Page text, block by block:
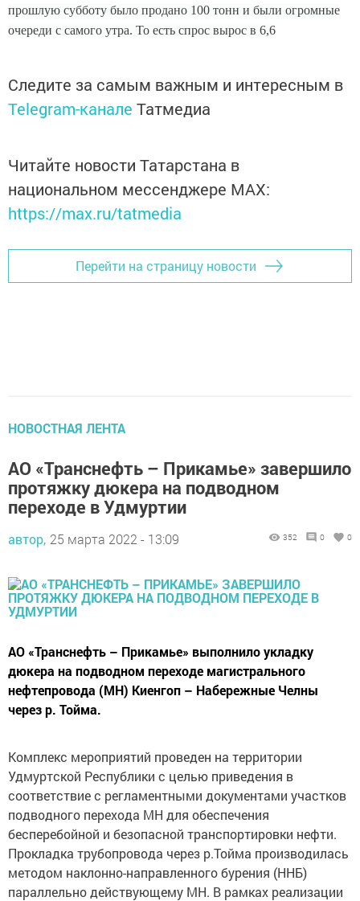
прошлую субботу было продано 100 тонн и были огромные
очереди с самого утра. То есть спрос вырос в 6,6
Следите за самым важным и интересным в
Telegram-канале Татмедиа
Читайте новости Татарстана в
национальном мессенджере MАХ:
https://max.ru/tatmedia
Перейти на страницу новости
НОВОСТНАЯ ЛЕНТА
АО «Транснефть – Прикамье» завершило
протяжку дюкера на подводном
переходе в Удмуртии
автор, 25 марта 2022 - 13:09 352 0 0
АО «Транснефть – Прикамье» выполнило укладку
дюкера на подводном переходе магистрального
нефтепровода (МН) Киенгоп – Набережные Челны
через р. Тойма.
Комплекс мероприятий проведен на территории
Удмуртской Республики с целью приведения в
соответствие с регламентными документами участков
подводного перехода МН для обеспечения
бесперебойной и безопасной транспортировки нефти.
Прокладка трубопровода через р.Тойма производилась
методом наклонно-направленного бурения (ННБ)
параллельно действующему МН. В рамках реализации